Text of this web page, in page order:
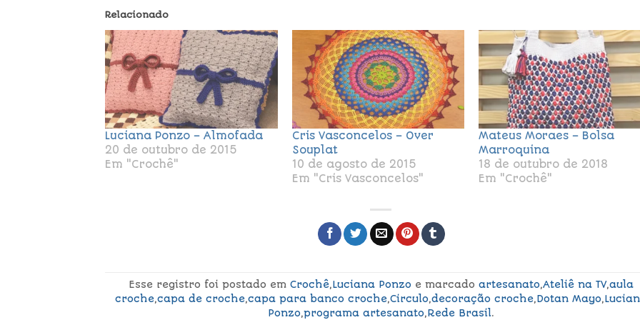
Relacionado
Luciana Ponzo – Almofada
20 de outubro de 2015
Em "Crochê"
Cris Vasconcelos – Over
Souplat
10 de agosto de 2015
Em "Cris Vasconcelos"
Mateus Moraes – Bolsa
Marroquina
18 de outubro de 2018
Em "Crochê"
Esse registro foi postado em Crochê,Luciana Ponzo e marcado artesanato,Ateliê na TV,aula
croche,capa de croche,capa para banco croche,Circulo,decoração croche,Dotan Mayo,
Ponzo,programa artesanato,Rede Brasil.